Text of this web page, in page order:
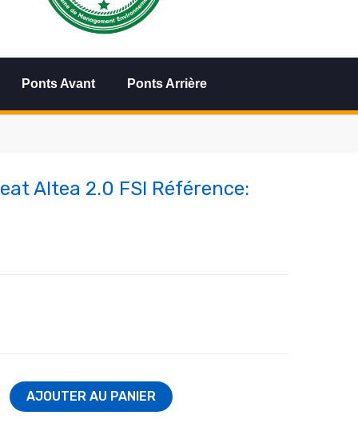
Ponts Avant Ponts Arrière
Altea 2.0 FSI Référence:
AJOUTER AU PANIER